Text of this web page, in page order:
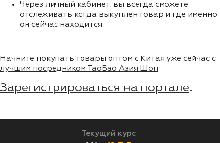
Через личный кабинет, вы всегда сможете
отслеживать когда выкуплен товар и где именно
он сейчас находится.
Начните покупать товары оптом с Китая уже сейчас с
лучшим посредником ТаоБао Азия Шоп
Зарегистрироваться на портале.
Текущий курс